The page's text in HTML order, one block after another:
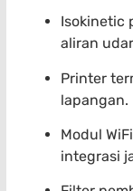
Isokinetic
aliran
Printer
lapangan.
Modul
integrasi